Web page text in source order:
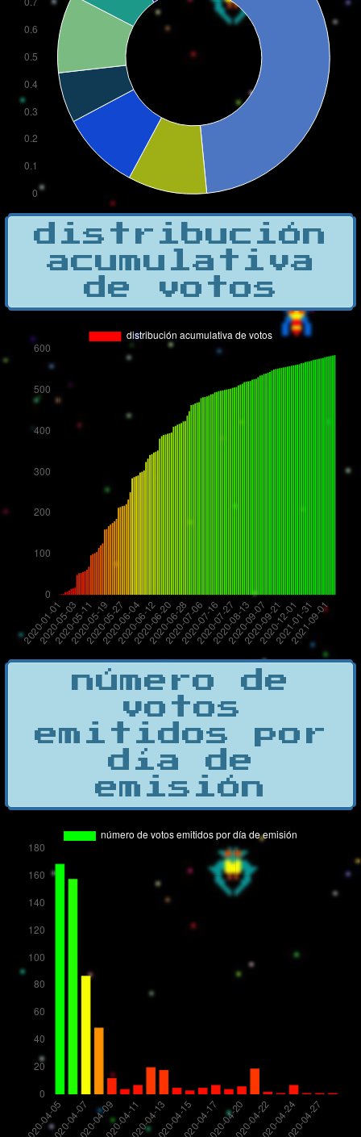
distribución
acumulativa
de votos
número de
votos
emitidos por
día de
emisión